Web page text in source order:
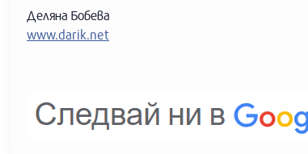
Деляна Бобева
www.darik.net